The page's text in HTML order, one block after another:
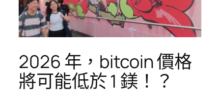
2026 年，bitcoin 價格
將可能低於 1 鎂！？